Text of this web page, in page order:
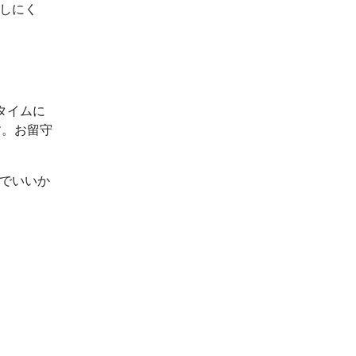
にく
イムに
お留守
いいか